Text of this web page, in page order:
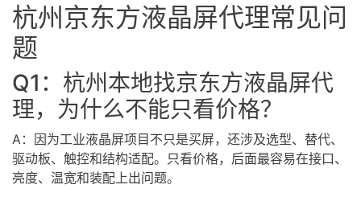
杭州京东方液晶屏代理常见问
题
Q1：杭州本地找京东方液晶屏代
理，为什么不能只看价格？
A：因为工业液晶屏项目不只是买屏，还涉及选型、替代、
驱动板、触控和结构适配。只看价格，后面最容易在接口、
亮度、温宽和装配上出问题。